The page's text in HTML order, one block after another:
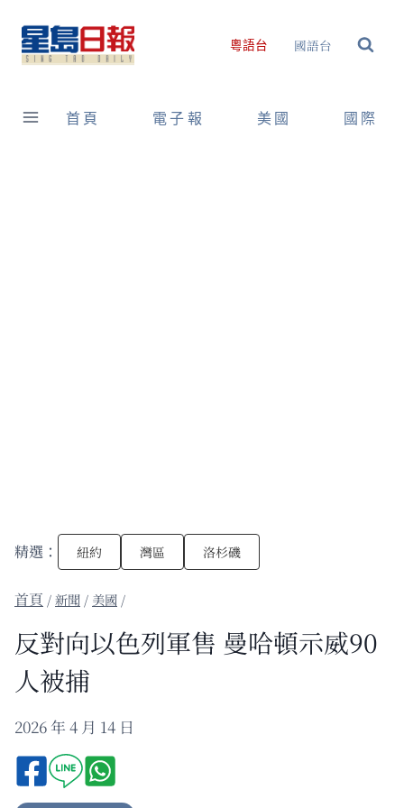
content
粵語台 國語台
首頁 電子報 美國 國際
精選： 紐約 灣區 洛杉磯
/新聞 / 美國 /
反對向以色列軍售 曼哈頓示威90
人被捕
2026 年 4 月 14 日